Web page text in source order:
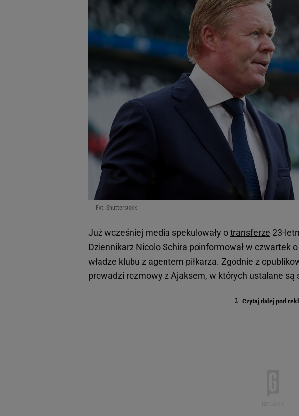
Fot. Shutterstock
Już wcześniej media spekulowały otransferze 23-
Dziennikarz Nicolo Schira poinformował w czwartek
władze klubu z agentem piłkarza. Zgodnie z
prowadzi rozmowy z Ajaksem, w których ustalane są